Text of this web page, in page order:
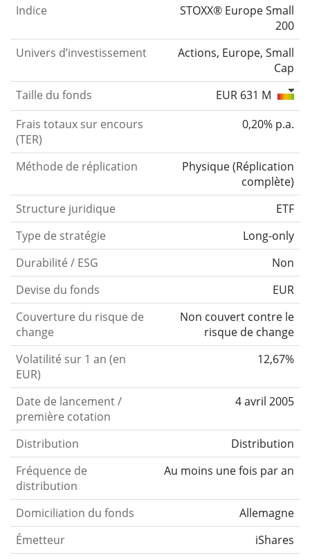
Indice
STOXX® Europe Small
200
Univers d’investissement
Actions, Europe, Small
Cap
Taille du fonds
EUR 631 M
Frais totaux sur encours
(TER)
0,20% p.a.
Méthode de réplication Physique(Réplication
complète)
Structure juridique
ETF
Type de stratégie
Long-only
Durabilité / ESG
Non
Devise du fonds
EUR
Couverture du risque de
change
Non couvert contre le
risque de change
Volatilité sur 1 an (en
EUR)
12,67%
Date de lancement /
première cotation
4 avril 2005
Distribution
Distribution
Fréquence de
distribution
Au moins une fois par an
Domiciliation du fonds
Allemagne
Émetteur
iShares